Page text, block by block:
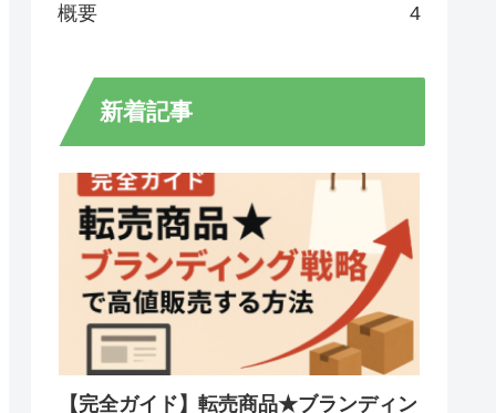
概要 4
新着記事
【完全ガイド】転売商品★ブランディン